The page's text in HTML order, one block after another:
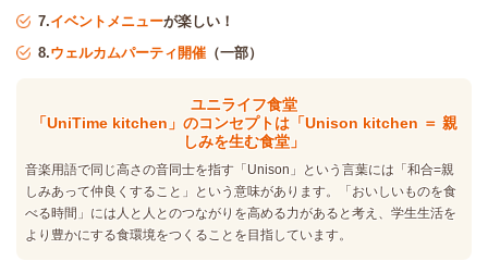
7.イベントメニューが楽しい！
8.ウェルカムパーティ開催 （一部）
ユニライフ食堂
「UniTime kitchen」のコンセプトは「Unison kitchen ＝ 親
しみを生む食堂」
音楽用語で同じ高さの音同士を指す「Unison」という言葉には「和合=親
しみあって仲良くすること」という意味があります。「おいしいものを食
べる時間」には人と人とのつながりを高める力があると考え、学生生活を
より豊かにする食環境をつくることを目指しています。